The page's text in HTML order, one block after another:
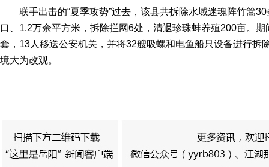
联手出击的“夏季攻势”过去，该县共拆除水域迷魂阵竹篙
口、1.2万余平方米，拆除拦网6处，清退珍珠蚌养殖200亩。
套，13人移送公安机关，并将32艘吸螺和电鱼船只设备进行拆
境大为改观。